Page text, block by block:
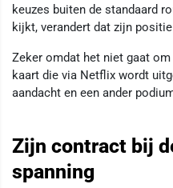
keuzes buiten de standaard
kijkt, verandert dat zijn
Zeker omdat het niet gaat
kaart die via Netflix wordt
aandacht en een ander
Zijn contract bij
spanning